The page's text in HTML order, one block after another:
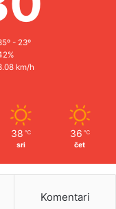
- 23º
km/h
38 ℃
sri
36 ℃
čet
Komentari